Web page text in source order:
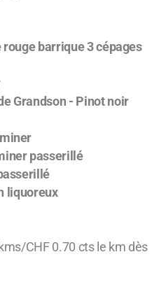
rouge barrique 3 cépages
Grandson - Pinot noir
passerillé
liquoreux
CHF 0.70 cts le km dès